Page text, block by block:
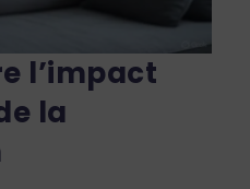
l’impact
la